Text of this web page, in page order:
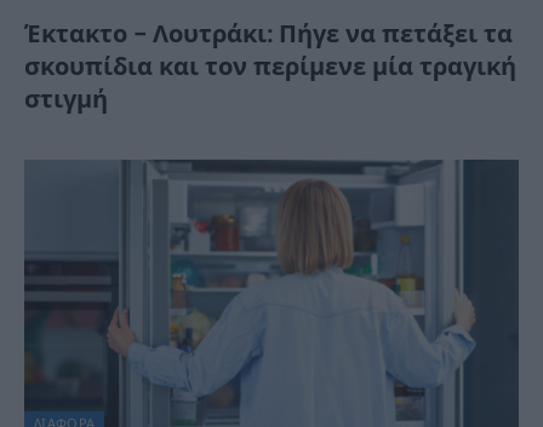
Έκτακτο – Λουτράκι: Πήγε να πετάξει τα
σκουπίδια και τον περίμενε μία τραγική
στιγμή
ΔΙΆΦΟΡΑ